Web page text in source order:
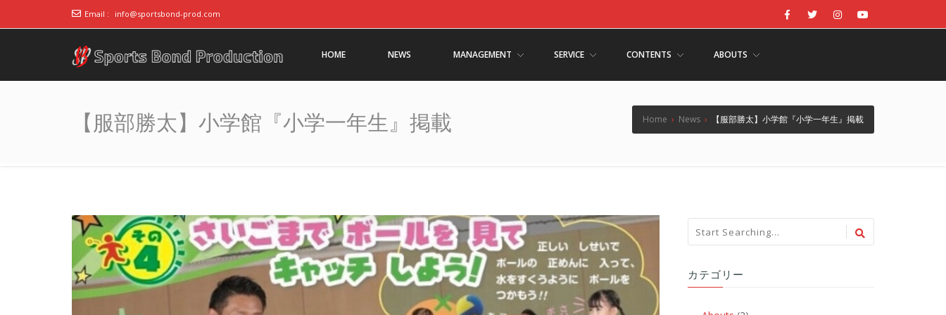
Email : info@sportsbond-prod.com
アスリート事務所ス
HOME NEWS MANAGEMENT SERVICE CONTENTS ABOUTS
【服部勝太】小学館『小学一年生』掲載 Home › News › 【服部勝太】小学館『小学一年生』掲載
カテゴリー